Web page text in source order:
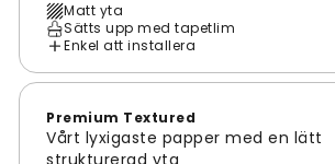
Matt yta
Sätts upp med tapetlim
Enkel att installera
Premium Textured
Vårt lyxigaste papper med en lätt